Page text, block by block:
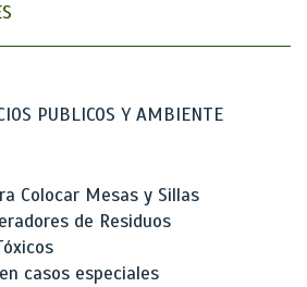
PUBLICOS Y AMBIENTE
Colocar Mesas y Sillas
de Residuos
casos especiales